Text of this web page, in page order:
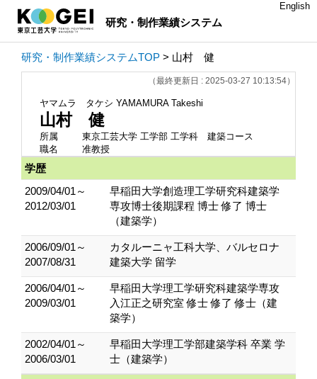
研究・制作業績システム
English
研究・制作業績システムTOP > 山村 健
（最終更新日 : 2025-03-27 10:13:54）
ヤマムラ タケシ YAMAMURA Takeshi
山村 健
所属
東京工芸大学 工学部 工学科 建築コース
職名
准教授
学歴
2009/04/01～
2012/03/01
早稲田大学創造理工学研究科建築学
専攻博士後期課程 博士 修了 博士
（建築学）
2006/09/01～
2007/08/31
カタルーニャ工科大学、バルセロナ
建築大学 留学
2006/04/01～
2009/03/01
早稲田大学理工学研究科建築学専攻
入江正之研究室 修士 修了 修士（建
築学）
2002/04/01～
2006/03/01
早稲田大学理工学部建築学科 卒業 学
士（建築学）